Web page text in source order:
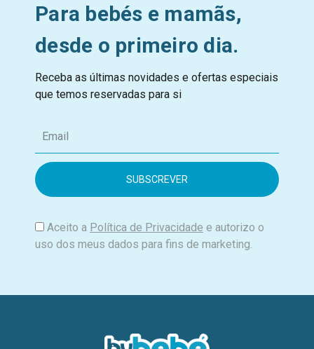
Para bebés e mamãs,
desde o primeiro dia.
Receba as últimas novidades e ofertas especiais
que temos reservadas para si
m
i
Aceito a Política de Privacidade e autorizo o
uso dos meus dados para fins de marketing.